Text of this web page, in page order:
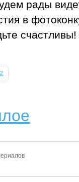
рады
в
счастливы!